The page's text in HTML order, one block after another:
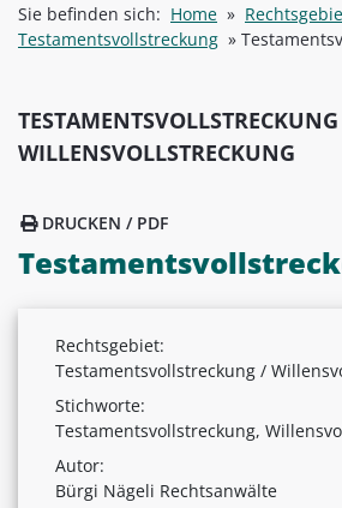
Sie befinden sich: Home »
Testamentsvollstreckung »
WILLENSVOLLSTRECKUNG
DRUCKEN / PDF
Rechtsgebiet:
Testamentsvollstreckung /
Stichworte:
Testamentsvollstreckung,
Autor:
Bürgi Nägeli Rechtsanwälte